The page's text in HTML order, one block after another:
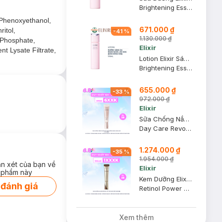
ÁNH
Lysate Filtrate,
xét của bạn về
này
giá
Brightening Essence Emulsion Dewy Moisture
-41 % 671.000 ₫
1.130.000 ₫
Elixir
Lotion Elixir Sáng Da, Ngăn Lão Hoá (Bản Mỏng Nhẹ) 170ml
Brightening Essence Lotion Dewy Moisture
-33% 655.000 ₫
972.000 ₫
Elixir
Sữa Chống Nắng Elixir Hỗ Trợ Dưỡng Sáng, Ngừa Lão Hóa 35ml
Day Care Revolution SPF50+ PA++++
-35% 1.274.000 ₫
1.954.000 ₫
Elixir
Kem Dưỡng Elixir Retinol Hỗ Trợ Giảm Nếp Nhăn 15g
Retinol Power Wrinkle Smoothing Cream
Xem thêm